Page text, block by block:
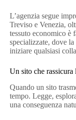
L’agenzia segue
Treviso e Venezia,
tessuto economico è
specializzate, dove
iniziare qualsiasi
Un sito che
Quando un sito
tempo. Legge,
una conseguenza